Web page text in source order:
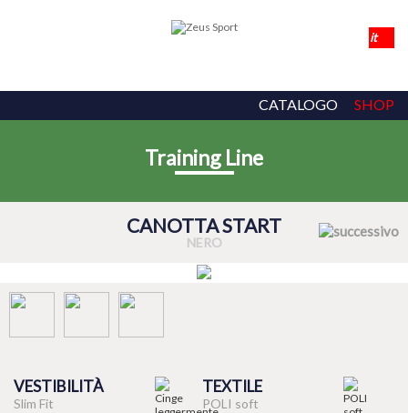
CATALOGO SHOP
Training Line
CANOTTA START
NERO
VESTIBILITÀ
Slim Fit
TEXTILE
POLI soft